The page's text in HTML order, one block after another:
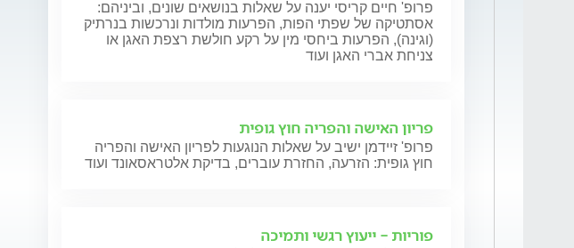
פרופ' חיים קריסי יענה על שאלות בנושאים שונים, וביניהם:
אסתטיקה של שפתי הפות, הפרעות מולדות ונרכשות בנרתיק
(וגינה), הפרעות ביחסי מין על רקע חולשת רצפת האגן או
צניחת אברי האגן ועוד
פריון האישה והפריה חוץ גופית
פרופ' זיידמן ישיב על שאלות הנוגעות לפריון האישה והפריה
חוץ גופית: הזרעה, החזרת עוברים, בדיקת אלטראסאונד ועוד
פוריות - ייעוץ רגשי ותמיכה